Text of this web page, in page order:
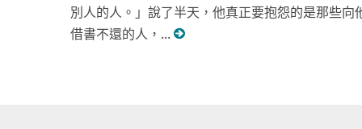
別人的人。」說了半天，他真正要抱怨的是那些向
借書不還的人，...